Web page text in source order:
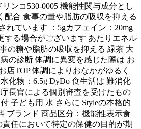
ンコ530-0005 機能性関与成分とし
配合 食事の量や脂肪の吸収を抑える
れています ：5gカフェイン：20mg
する場合がございます あたりエネル
の糖や脂肪の吸収を抑える 緑茶 大
の診断 体調に異変を感じた際は お
店TOP 体調によりおなかがゆるく
化物：6.5g DyDo 食生活は 難消化
長官による個別審査を受けたもの
子ども用 水 さらに Styleの本格的
ブランド 商品区分：機能性表示食
任において特定の保健の目的が期